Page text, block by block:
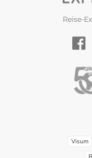
Reise-
Visum